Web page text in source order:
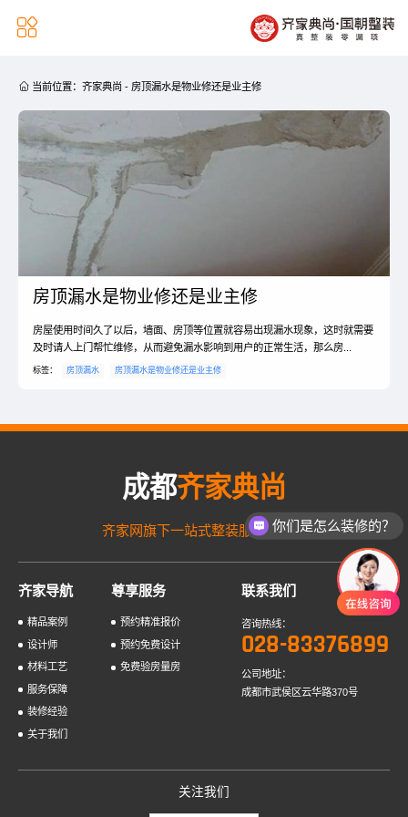

 当前位置： 齐家典尚 - 房顶漏水是物业修还是业主修
房顶漏水是物业修还是业主修
房屋使用时间久了以后，墙面、房顶等位置就容易出现漏水现象，这时就需要
及时请人上门帮忙维修，从而避免漏水影响到用户的正常生活，那么房...
标签： 房顶漏水 房顶漏水是物业修还是业主修
成都齐家典尚
齐家网旗下一站式整装服务品牌！
齐家导航
精品案例
设计师
材料工艺
服务保障
装修经验
关于我们
尊享服务
预约精准报价
预约免费设计
免费验房量房
联系我们
咨询热线：
028-83376899
公司地址：
成都市武侯区云华路370号
关注我们
你们是怎么装修的？